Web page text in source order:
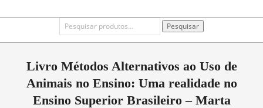
Primary
Pesquisar
por:
Pesquisar
Livro Métodos Alternativos ao Uso de
Animais no Ensino: Uma realidade no
Ensino Superior Brasileiro – Marta